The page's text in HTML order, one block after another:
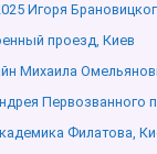
Игоря
проезд, Киев
Михаила
Первозванного
Филатова,